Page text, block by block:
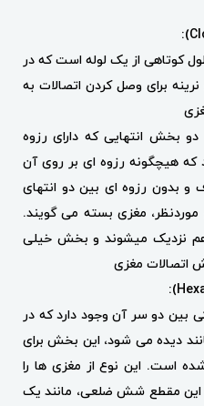
کوتاهی از یک لوله است که در
برای وصل کردن اتصالات به
بخش انتهایی که دارای رزوه
که هیچگونه رزوه ای بر روی آن
بدون رزوه ای بین دو انتهای
مغزی بسته می گویند.
هم نزدیک میشوند و بخش خیلی
اتصالات مغزی
بین دو سر آن وجود دارد که در
دیده می شود، این بخش برای
است. این نوع از مغزی ها را
مقطع شش ضلعی، مانند یک